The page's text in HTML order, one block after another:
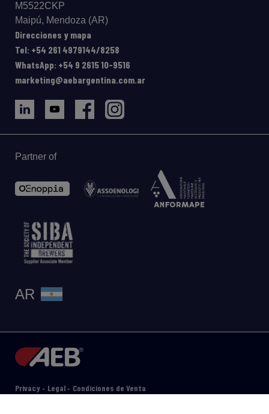
M5522CKP
Maipú, Mendoza (AR)
Direcciones y mapa
Tel: +54 261 4979144/8258
WhatsApp: +54 9 2615 10-9516
marketing@aebargentina.com.ar
Partner of
AR
Privacy- Legal- Condiciones de Venta